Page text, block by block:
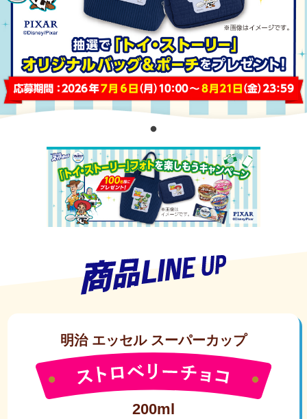
明治 エッセル スーパーカップ
200ml